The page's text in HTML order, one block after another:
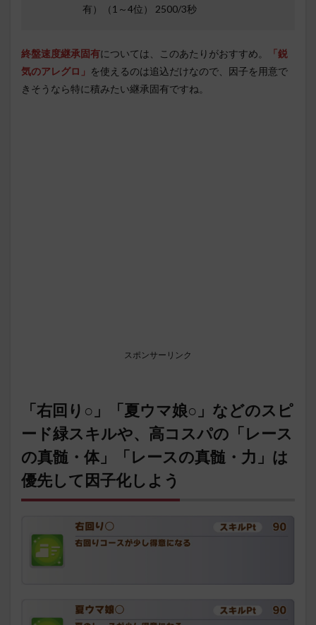
有）（1～4位） 2500/3秒
終盤速度継承固有については、このあたりがおすすめ。
「鋭
気のアレグロ」 を使えるのは追込だけなので、因子を用意で
きそうなら特に積みたい継承固有ですね。
スポンサーリンク
「右回り○」「夏ウマ娘○」などのスピ
ード緑スキルや、高コスパの「レース
の真髄・体」「レースの真髄・力」は
優先して因子化しよう